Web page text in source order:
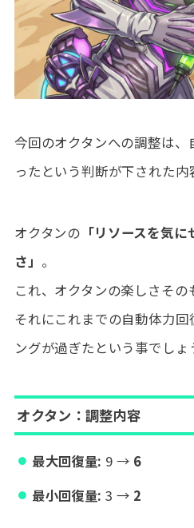
今回のオクタンへの調整は
ったという判断が下された内
オクタンの 「リソースを気
さ」 。
これ、オクタンの楽しさその
それにこれまでの自動体力
ングが過ぎたという事でしょ
オクタン：調整内容
最大回復量: 9 → 6
最小回復量: 3 → 2